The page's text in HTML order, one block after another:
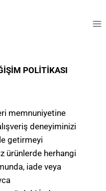
POLİTİKASI
memnuniyetine
deneyiminizi
getirmeyi
ürünlerde herhangi
iade veya